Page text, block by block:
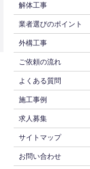
解体工事
業者選びのポイント
外構工事
ご依頼の流れ
よくある質問
施工事例
求人募集
サイトマップ
お問い合わせ